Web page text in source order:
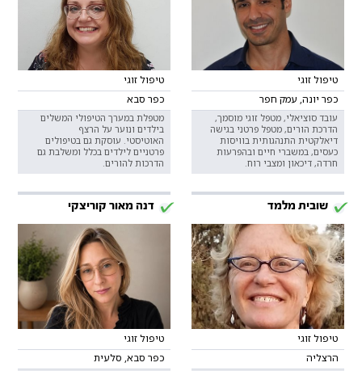
טיפול זוגי
כפר יונה, עמק חפר
‎‎עובד סוציאלי, מטפל זוגי מוסמך,
הדרכת הורים, מטפל פרטני בגישה
דיאלקטית התנהגותית בוויסות
כעסים, במשברי חיים ובהפרעות
חרדה, דיכאון ומצבי רוח.
טיפול זוגי
כפר סבא
מטפלת במערך הטיפולי המשלים
בילדים ונוער על הרצף
האוטיסטי. עוסקת גם בטיפולים
פרטניים לילדים בכלל ומשלבת גם
הדרכות להורים.
שובית מלמד
טיפול זוגי
הרצליה
דנה מאור קוריצקי
טיפול זוגי
כפר סבא, סלעית